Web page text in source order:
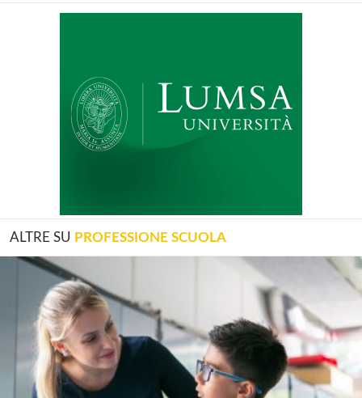
ALTRE SU PROFESSIONE SCUOLA